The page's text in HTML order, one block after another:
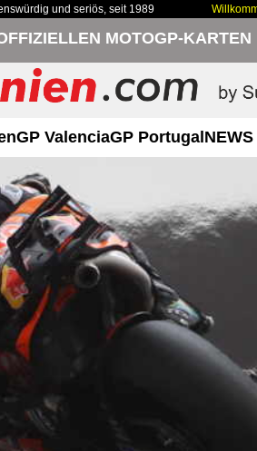
und seriös, seit 1989
MOTOGP-KARTEN
GP ValenciaGP Portugal